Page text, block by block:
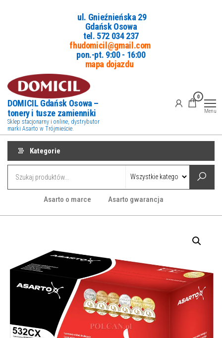
ul. Gnieźnieńska 29
Gdańsk Osowa
tel. 572 034 237
fhudomicil@gmail.com
pon.-pt. 9:00 - 16:00
mapa dojazdu
DOMICIL Gdańsk Osowa –
tonery i tusze zamienniki
Sklep stacjonarny i online, dystrybutor
marki Asarto w Trójmieście.
0
Menu
Kategorie
Asarto o marce Asarto gwarancja